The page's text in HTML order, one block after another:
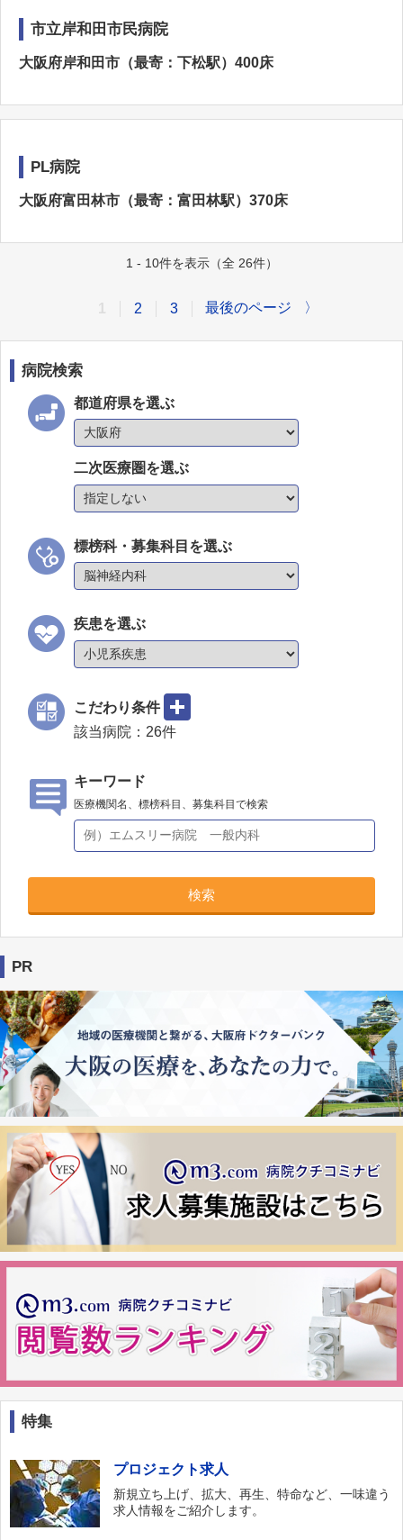
市立岸和田市民病院
大阪府岸和田市（最寄：下松駅）400床
PL病院
大阪府富田林市（最寄：富田林駅）370床
1 - 10件を表示（全 26件）
2 3 最後のページ 〉
病院検索
都道府県を選ぶ
二次医療圏を選ぶ
標榜科・募集科目を選ぶ
疾患を選ぶ
こだわり条件
該当病院： 26件
キーワード
医療機関名、標榜科目、募集科目で検索
検索
PR
特集
プロジェクト求人
新規立ち上げ、拡大、再生、特命など、一味違う
求人情報をご紹介します。